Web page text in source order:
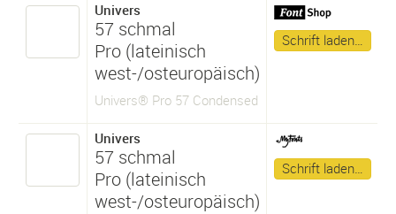
Univers
57 schmal
Pro (lateinisch
west-/osteuropäisch)
Univers® Pro 57 Condensed
Schrift laden…
Univers
57 schmal
Pro (lateinisch
west-/osteuropäisch)
Schrift laden…